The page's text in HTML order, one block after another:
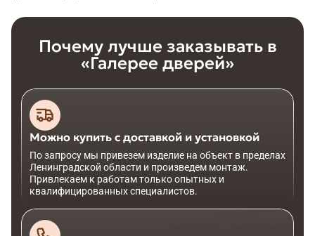
Почему лучше заказывать в
«Галерее дверей»
Можно купить с доставкой и установкой
По запросу мы привезем изделие на объект в пределах
Ленинградской области и произведем монтаж.
Привлекаем к работам только опытных и
квалифицированных специалистов.